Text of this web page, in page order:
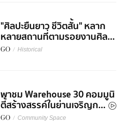
"ศิลปะยืนยาว ชีวิตสั้น" หลาก
หลายสถานที่ตามรอยงานศิล...
GO / Historical
พาชม Warehouse 30 คอมมูนิ
ตี้สร้างสรรค์ในย่านเจริญก...
GO / Community Space